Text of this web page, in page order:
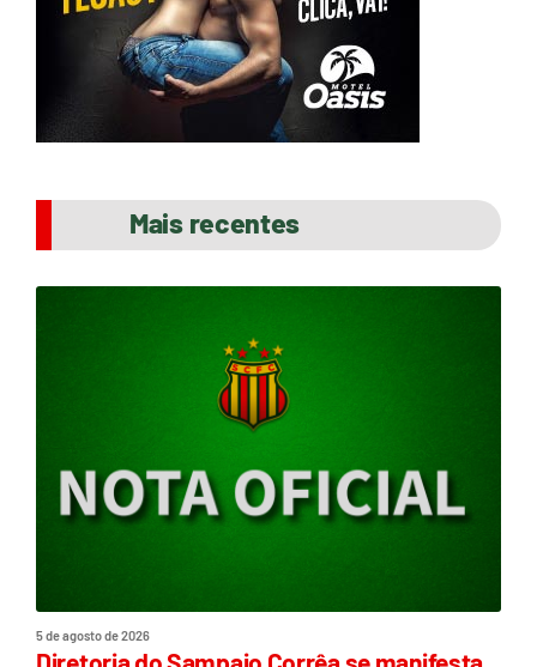
Mais recentes
5 de agosto de 2026